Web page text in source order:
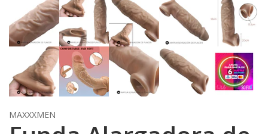
MAXXXMEN